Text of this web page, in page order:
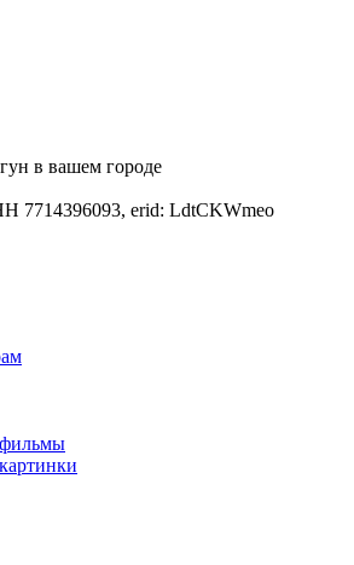
в вашем городе
erid: LdtCKWmeo
фильмы